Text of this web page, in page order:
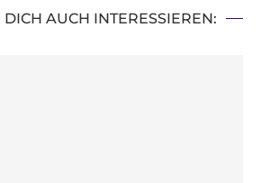
AUCH INTERESSIEREN: